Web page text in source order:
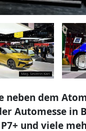
Mag. Severin Karl
neben dem
Automesse in
und viele